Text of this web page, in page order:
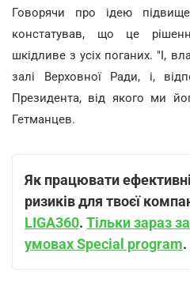
Говорячи про ідею
констатував, що це
шкідливе з усіх поганих. "І,
залі Верховної Ради, і,
Президента, від якого ми
Гетманцев.
Як працювати
ризиків для твоєї
LIGA360. Тільки зараз
умовах Special program.